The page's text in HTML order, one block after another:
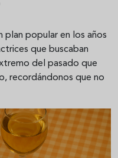
plan popular en los años
que buscaban
del pasado que
recordándonos que no